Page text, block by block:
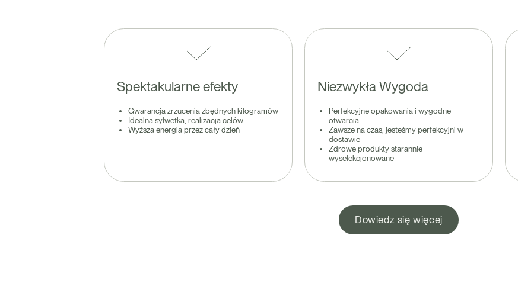
Spektakularne efekty
Gwarancja zrzucenia zbędnych kilogramów
Idealna sylwetka, realizacja celów
Wyższa energia przez cały dzień
Niezwykła Wygoda
Perfekcyjne opakowania i wygodne
otwarcia
Zawsze na czas, jesteśmy perfekcyjni w
dostawie
Zdrowe produkty starannie
wyselekcjonowane
Dowiedz się więcej